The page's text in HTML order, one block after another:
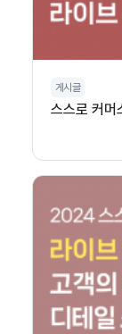
게시글
스스로 커머